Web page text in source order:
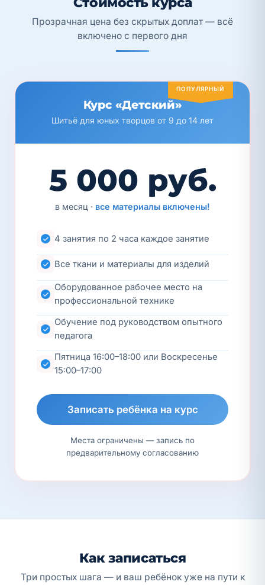
Прозрачная цена без скрытых доплат — всё
включено с первого дня
ПОПУЛЯРНЫЙ
Курс «Детский»
Шитьё для юных творцов от 9 до 14 лет
5 000 руб.
в месяц · все материалы включены!
4 занятия по 2 часа каждое занятие
Все ткани и материалы для изделий
Оборудованное рабочее место на
профессиональной технике
Обучение под руководством опытного
педагога
Пятница 16:00–18:00 или Воскресенье
15:00–17:00
Записать ребёнка на курс
Места ограничены — запись по
предварительному согласованию
Как записаться
Три простых шага — и ваш ребёнок уже на пути к